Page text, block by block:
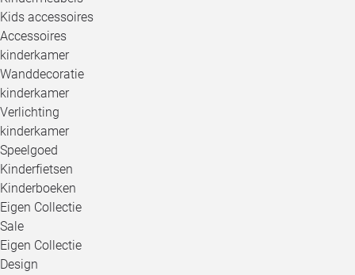
Kids accessoires
Accessoires
kinderkamer
Wanddecoratie
kinderkamer
Verlichting
kinderkamer
Speelgoed
Kinderfietsen
Kinderboeken
Eigen Collectie
Sale
Eigen Collectie
Design